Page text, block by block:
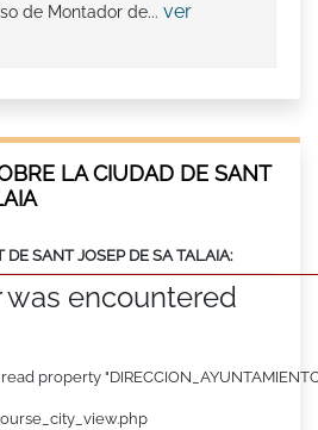
de Montador de... ver
LA CIUDAD DE SANT
DE SANT JOSEP DE SA TALAIA:
was encountered
property